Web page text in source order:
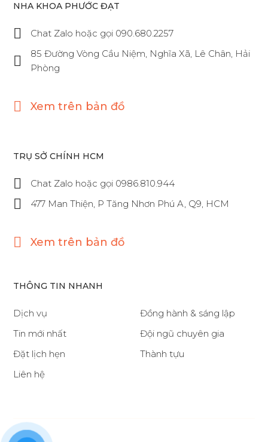
NHA KHOA PHƯỚC ĐẠT
Chat Zalo hoặc gọi 090.680.2257
85 Đường Vòng Cầu Niệm, Nghĩa Xã, Lê Chân, Hải
Phòng
Xem trên bản đồ
TRỤ SỞ CHÍNH HCM
Chat Zalo hoặc gọi 0986.810.944
477 Man Thiện, P Tăng Nhơn Phú A, Q9, HCM
Xem trên bản đồ
THÔNG TIN NHANH
Dịch vụ
Đồng hành & sáng lập
Tin mới nhất
Đội ngũ chuyên gia
Đặt lịch hẹn
Thành tựu
Liên hệ